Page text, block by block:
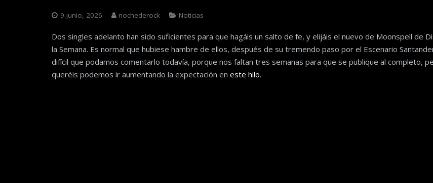
9 junio, 2026 nochederock Noticias
Dos singles adelanto han sido suficientes para que hagáis un salto de fe, y elijáis el nuevo de Moonspell de
la Semana. Es normal que hubiese hambre de ellos, después de su tremendo paso por el Escenario
difícil que podamos comentarlo todavía, porque nos faltan tres semanas para que se publique al completo,
queréis podemos ir aumentando la expectación en este hilo.